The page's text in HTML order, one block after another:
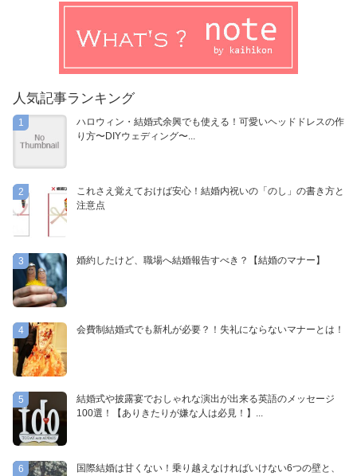
人気記事ランキング
1
ハロウィン・結婚式余興でも使える！可愛いヘッドドレスの作
り方〜DIYウェディング〜...
2
これさえ覚えておけば安心！結婚内祝いの「のし」の書き方と
注意点
3 婚約したけど、職場へ結婚報告すべき？【結婚のマナー】
4 会費制結婚式でも新札が必要？！失礼にならないマナーとは！
5
結婚式や披露宴でおしゃれな演出が出来る英語のメッセージ
100選！【ありきたりが嫌な人は必見！】...
6
国際結婚は甘くない！乗り越えなければいけない6つの壁と、